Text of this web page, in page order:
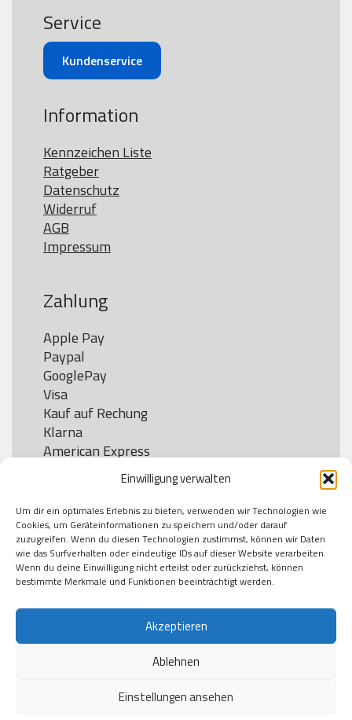
Einwilligung verwalten
Um dir ein optimales Erlebnis zu bieten, verwenden wir Technologien wie
Cookies, um Geräteinformationen zu speichern und/oder darauf
zuzugreifen. Wenn du diesen Technologien zustimmst, können wir Daten
wie das Surfverhalten oder eindeutige IDs auf dieser Website verarbeiten.
Wenn du deine Einwilligung nicht erteilst oder zurückziehst, können
bestimmte Merkmale und Funktionen beeinträchtigt werden.
Akzeptieren
Ablehnen
Einstellungen ansehen
Service
Kundenservice
Information
Kennzeichen Liste
Ratgeber
Datenschutz
Widerruf
AGB
Impressum
Zahlung
Apple Pay
Paypal
GooglePay
Visa
Kauf auf Rechung
Klarna
American Express
Versand
DHL
Klimaneutral